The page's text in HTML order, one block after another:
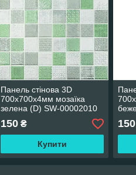
Панель стінова 3D
700х700х4мм мозаїка
зелена (D) SW-00002010
150₴
Купити
150